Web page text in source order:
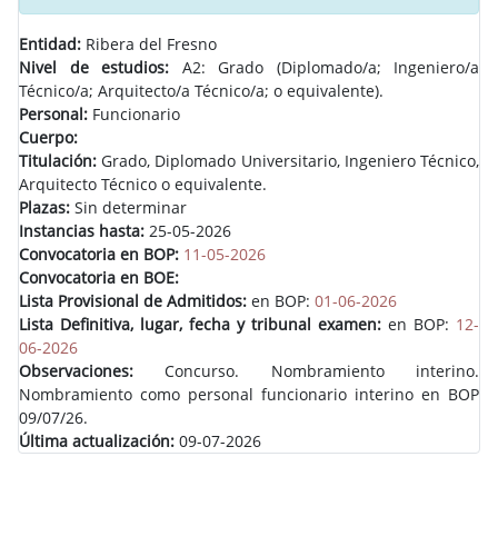
Entidad: Ribera del Fresno
Nivel de estudios: A2: Grado (Diplomado/a; Ingeniero/a
Técnico/a; Arquitecto/a Técnico/a; o equivalente).
Personal: Funcionario
Cuerpo:
Titulación: Grado, Diplomado Universitario, Ingeniero Técnico,
Arquitecto Técnico o equivalente.
Plazas: Sin determinar
Instancias hasta: 25-05-2026
Convocatoria en BOP: 11-05-2026
Convocatoria en BOE:
Lista Provisional de Admitidos: en BOP: 01-06-2026
Lista Definitiva, lugar, fecha y tribunal examen: en BOP: 12-
06-2026
Observaciones: Concurso. Nombramiento interino.
Nombramiento como personal funcionario interino en BOP
09/07/26.
Última actualización: 09-07-2026